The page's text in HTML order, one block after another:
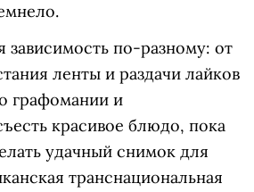
зависимость по-разному: от
ленты и раздачи лайков
графомании и
красивое блюдо, пока
удачный снимок для
транснациональная